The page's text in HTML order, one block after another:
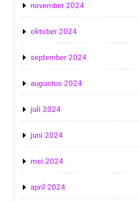
november 2024
oktober 2024
september 2024
augustus 2024
juli 2024
juni 2024
mei 2024
april 2024